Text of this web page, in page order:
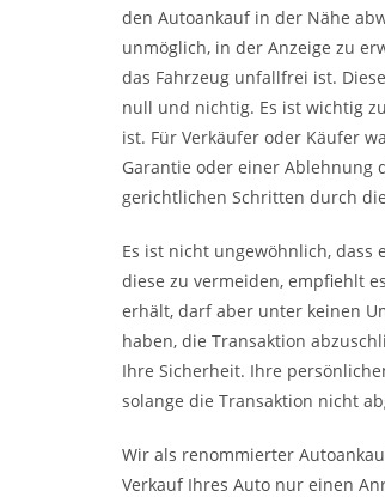
den Autoankauf in der Nähe
unmöglich, in der Anzeige zu
das Fahrzeug unfallfrei ist.
null und nichtig. Es ist wichtig
ist. Für Verkäufer oder Käufer
Garantie oder einer Ablehnung
gerichtlichen Schritten durch
Es ist nicht ungewöhnlich, dass
diese zu vermeiden, empfiehlt
erhält, darf aber unter keinen
haben, die Transaktion
Ihre Sicherheit. Ihre
solange die Transaktion nicht
Wir als renommierter
Verkauf Ihres Auto nur einen